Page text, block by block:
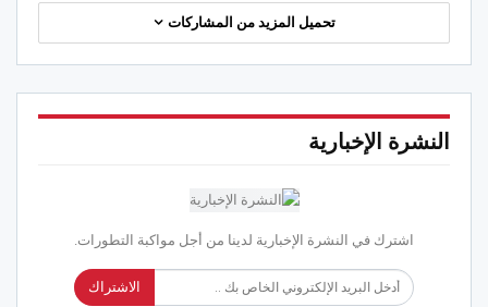
تحميل المزيد من المشاركات
النشرة الإخبارية
اشترك في النشرة الإخبارية لدينا من أجل مواكبة التطورات.
الاشتراك